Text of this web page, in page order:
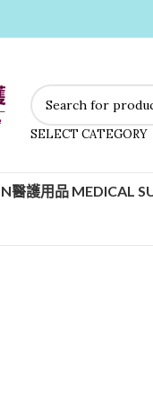
SELECT CATEGORY
醫護用品 MEDICAL